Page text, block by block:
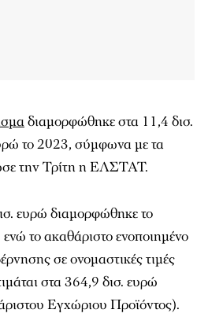
διαμορφώθηκε στα 11,4 δισ.
το 2023, σύμφωνα με τα
την Τρίτη η ΕΛΣΤΑΤ.
ευρώ διαμορφώθηκε το
το ακαθάριστο ενοποιημένο
σε ονομαστικές τιμές
στα 364,9 δισ. ευρώ
Εγχώριου Προϊόντος).